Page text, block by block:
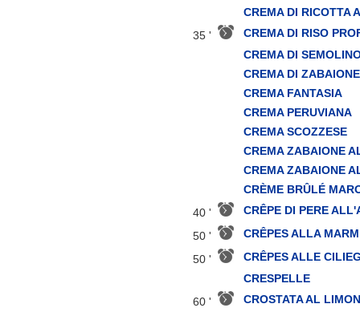
CREMA DI RICOTTA
35 '
CREMA DI RISO
CREMA DI
CREMA DI ZABAIONE
CREMA FANTASIA
CREMA PERUVIANA
CREMA SCOZZESE
CREMA ZABAIONE
CREMA ZABAIONE
CRÈME BRÛLÉ
40 '
CRÊPE DI PERE
50 '
CRÊPES ALLA
50 '
CRÊPES ALLE
CRESPELLE
60 '
CROSTATA AL